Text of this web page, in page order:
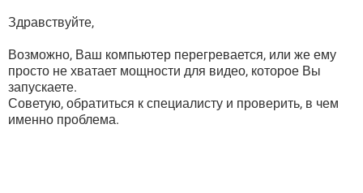
Здравствуйте,
Возможно, Ваш компьютер перегревается, или же ему
просто не хватает мощности для видео, которое Вы
запускаете.
Советую, обратиться к специалисту и проверить, в чем
именно проблема.